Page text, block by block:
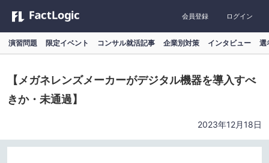
会員登録 ログイン
演習問題 限定イベント コンサル就活記事 企業別対策 インタビュー 選
【メガネレンズメーカーがデジタル機器を導入すべ
きか・未通過】
2023年12月18日